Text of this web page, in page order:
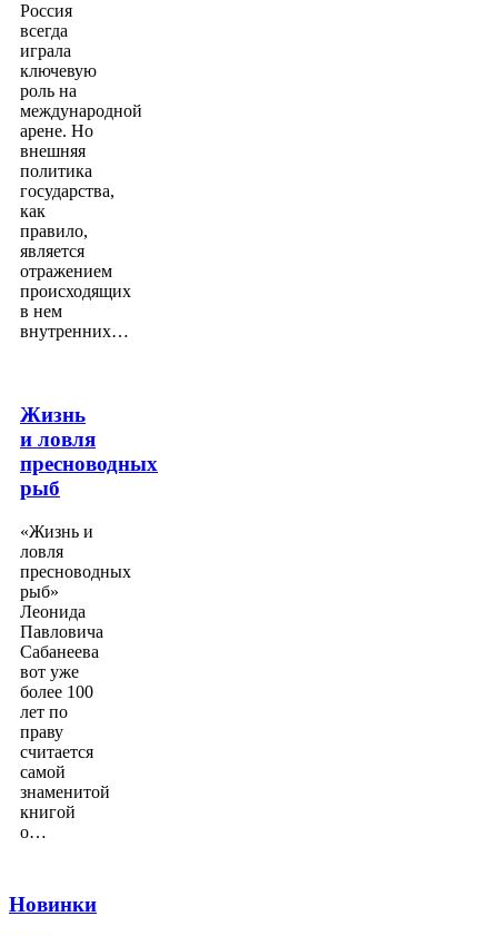
Россия
всегда
играла
ключевую
роль на
международной
арене. Но
внешняя
политика
государства,
как
правило,
является
отражением
происходящих
в нем
внутренних…
Жизнь
и ловля
пресноводных
рыб
«Жизнь и
ловля
пресноводных
рыб»
Леонида
Павловича
Сабанеева
вот уже
более 100
лет по
праву
считается
самой
знаменитой
книгой
о…
Новинки